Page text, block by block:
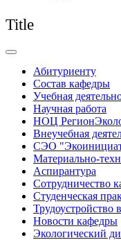
Title
Абитуриенту
Состав кафедры
Учебная
Научная работа
НОЦ
Внеучебная
СЭО
Материально-
Аспирантура
Сотрудничество
Студенческая
Трудоустройство
Новости кафедры
Экологический